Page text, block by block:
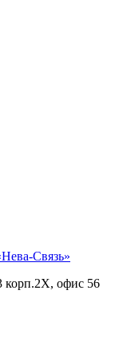
корп.2X, офис 56